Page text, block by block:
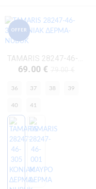
OFFER
TAMARIS 28247-46-305 ΚΟΝΙΑΚ ΔΕΡΜΑ-NUBUK
69.00 €
36 37 38 39
40 41